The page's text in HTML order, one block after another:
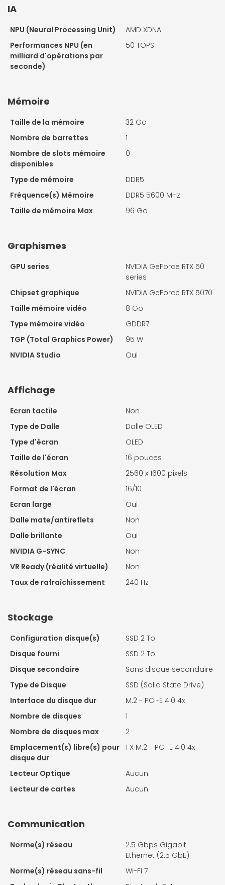
IA
NPU (Neural Processing Unit)
AMD XDNA
Performances NPU (en
milliard d'opérations par
seconde)
50 TOPS
Mémoire
Taille de la mémoire
32 Go
Nombre de barrettes
1
Nombre de slots mémoire
disponibles
0
Type de mémoire
DDR5
Fréquence(s) Mémoire
DDR5 5600 MHz
Taille de mémoire Max
96 Go
Graphismes
GPU series
NVIDIA GeForce RTX 50
series
Chipset graphique
NVIDIA GeForce RTX 5070
Taille mémoire vidéo
8 Go
Type mémoire vidéo
GDDR7
TGP (Total Graphics Power)
95 W
NVIDIA Studio
Oui
Affichage
Ecran tactile
Non
Type de Dalle
Dalle OLED
Type d'écran
OLED
Taille de l'écran
16 pouces
Résolution Max
2560 x 1600 pixels
Format de l'écran
16/10
Ecran large
Oui
Dalle mate/antireflets
Non
Dalle brillante
Oui
NVIDIA G-SYNC
Non
VR Ready (réalité virtuelle)
Non
Taux de rafraîchissement
240 Hz
Stockage
Configuration disque(s)
SSD 2 To
Disque fourni
SSD 2 To
Disque secondaire
Sans disque secondaire
Type de Disque
SSD (Solid State Drive)
Interface du disque dur
M.2 - PCI-E 4.0 4x
Nombre de disques
1
Nombre de disques max
2
Emplacement(s) libre(s) pour
disque dur
1 X M.2 - PCI-E 4.0 4x
Lecteur Optique
Aucun
Lecteur de cartes
Aucun
Communication
Norme(s) réseau
2.5 Gbps Gigabit
Ethernet (2.5 GbE)
Norme(s) réseau sans-fil
Wi-Fi 7